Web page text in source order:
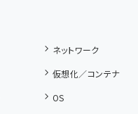
ネットワーク
仮想化／コンテナ
OS